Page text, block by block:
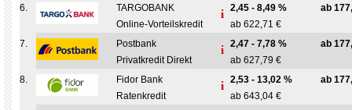
6.
TARGOBANK
Online-Vorteilskredit
2,45 - 8,49 %
ab 622,71 €
ab
7.
Postbank
Privatkredit Direkt
2,47 - 7,78 %
ab 627,79 €
ab
8.
Fidor Bank
Ratenkredit
2,53 - 13,02 %
ab 643,04 €
ab